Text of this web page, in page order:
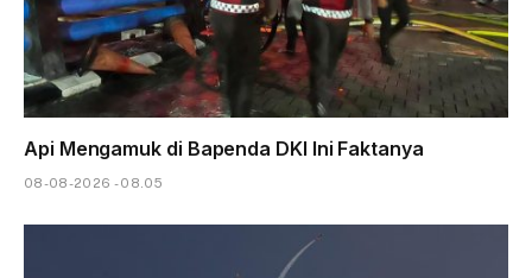
Api Mengamuk di Bapenda DKI Ini Faktanya
08-08-2026 - 08.05